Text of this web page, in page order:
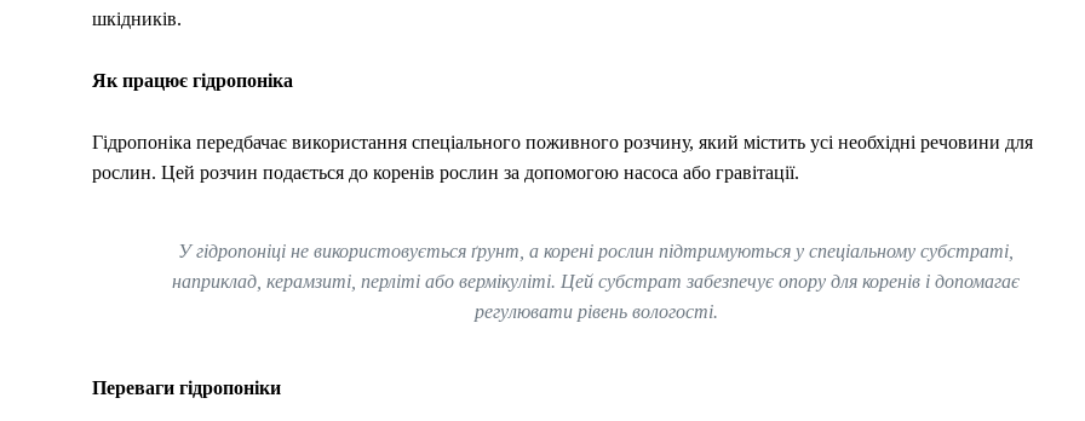
шкідників.
Як працює гідропоніка
Гідропоніка передбачає використання спеціального поживного розчину, який містить усі необхідні речовини для
рослин. Цей розчин подається до коренів рослин за допомогою насоса або гравітації.
У гідропоніці не використовується ґрунт, а корені рослин підтримуються у спеціальному субстраті,
наприклад, керамзиті, перліті або вермікуліті. Цей субстрат забезпечує опору для коренів і допомагає
регулювати рівень вологості.
Переваги гідропоніки